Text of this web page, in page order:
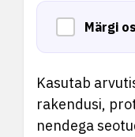
Märgi
Kasutab
rakendusi,
nendega